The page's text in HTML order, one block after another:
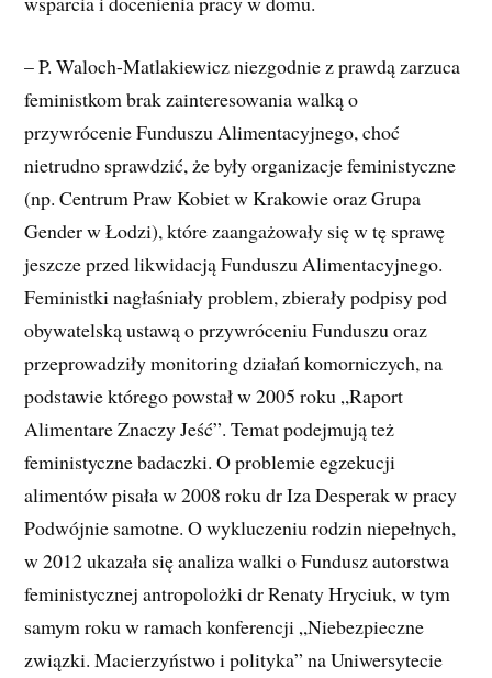
– P. Waloch-Matlakiewicz niezgodnie z prawdą zarzuca
feministkom brak zainteresowania walką o
przywrócenie Funduszu Alimentacyjnego, choć
nietrudno sprawdzić, że były organizacje feministyczne
(np. Centrum Praw Kobiet w Krakowie oraz Grupa
Gender w Łodzi), które zaangażowały się w tę sprawę
jeszcze przed likwidacją Funduszu Alimentacyjnego.
Feministki nagłaśniały problem, zbierały podpisy pod
obywatelską ustawą o przywróceniu Funduszu oraz
przeprowadziły monitoring działań komorniczych, na
podstawie którego powstał w 2005 roku „Raport
Alimentare Znaczy Jeść”. Temat podejmują też
feministyczne badaczki. O problemie egzekucji
alimentów pisała w 2008 roku dr Iza Desperak w pracy
Podwójnie samotne. O wykluczeniu rodzin niepełnych,
w 2012 ukazała się analiza walki o Fundusz autorstwa
feministycznej antropolożki dr Renaty Hryciuk, w tym
samym roku w ramach konferencji „Niebezpieczne
związki. Macierzyństwo i polityka” na Uniwersytecie